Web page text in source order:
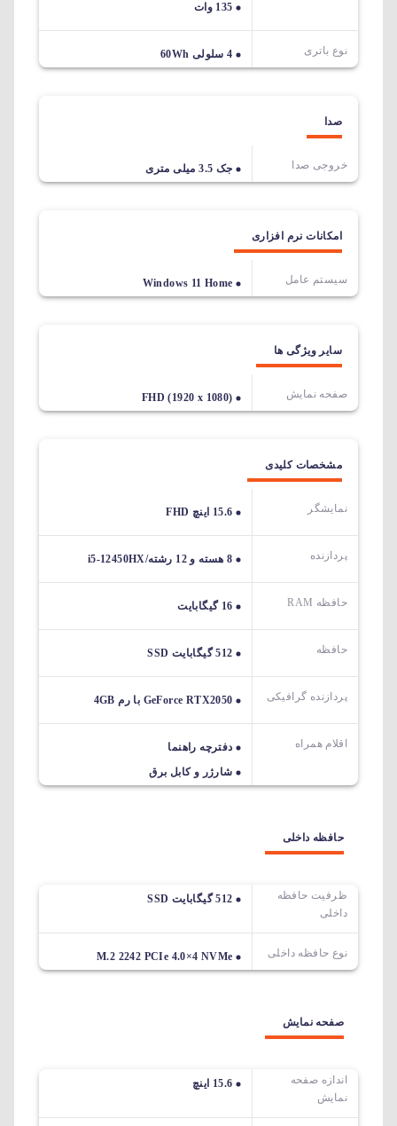
135 وات
نوع باتری 4 سلولی 60Wh
صدا
خروجی صدا جک 3.5 میلی متری
امکانات نرم افزاری
سیستم عامل Windows 11 Home
سایر ویژگی ها
صفحه نمایش FHD (1920 x 1080)
مشخصات کلیدی
نمایشگر 15.6 اینچ FHD
پردازنده 8 هسته و 12 رشته/i5-12450HX
حافظه RAM 16 گیگابایت
حافظه 512 گیگابایت SSD
پردازنده گرافیکی GeForce RTX2050 با رم 4GB
اقلام همراه
دفترچه راهنما
شارژر و کابل برق
حافظه داخلی
ظرفیت حافظه
داخلی
512 گیگابایت SSD
نوع حافظه داخلی M.2 2242 PCIe 4.0×4 NVMe
صفحه نمایش
اندازه صفحه
نمایش
15.6 اینچ